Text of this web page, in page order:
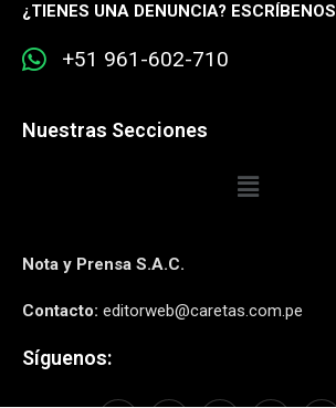
¿TIENES UNA DENUNCIA? ESCRÍBENOS
+51 961-602-710
Nuestras Secciones
Nota y Prensa S.A.C.
Contacto: editorweb@caretas.com.pe
Síguenos: